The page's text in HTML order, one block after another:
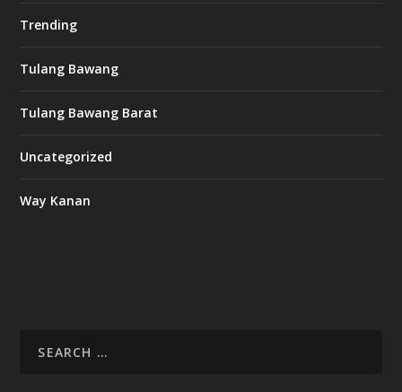
Trending
Tulang Bawang
Tulang Bawang Barat
Uncategorized
Way Kanan